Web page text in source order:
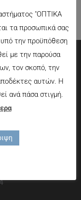
176 72
"ΟΠΤΙΚΑ
τα προσωπικά σας
την προϋπόθεση
με την παρούσα
τον σκοπό, την
αυτών. Η
ανά πάσα στιγμή.